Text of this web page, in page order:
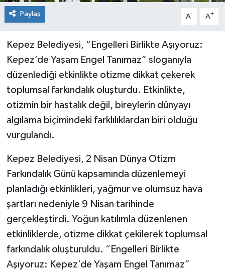
Paylaş A- A+
Kepez Belediyesi, “Engelleri Birlikte Aşıyoruz:
Kepez’de Yaşam Engel Tanımaz” sloganıyla
düzenlediği etkinlikte otizme dikkat çekerek
toplumsal farkındalık oluşturdu. Etkinlikte,
otizmin bir hastalık değil, bireylerin dünyayı
algılama biçimindeki farklılıklardan biri olduğu
vurgulandı.
Kepez Belediyesi, 2 Nisan Dünya Otizm
Farkındalık Günü kapsamında düzenlemeyi
planladığı etkinlikleri, yağmur ve olumsuz hava
şartları nedeniyle 9 Nisan tarihinde
gerçekleştirdi. Yoğun katılımla düzenlenen
etkinliklerde, otizme dikkat çekilerek toplumsal
farkındalık oluşturuldu. “Engelleri Birlikte
Aşıyoruz: Kepez’de Yaşam Engel Tanımaz”